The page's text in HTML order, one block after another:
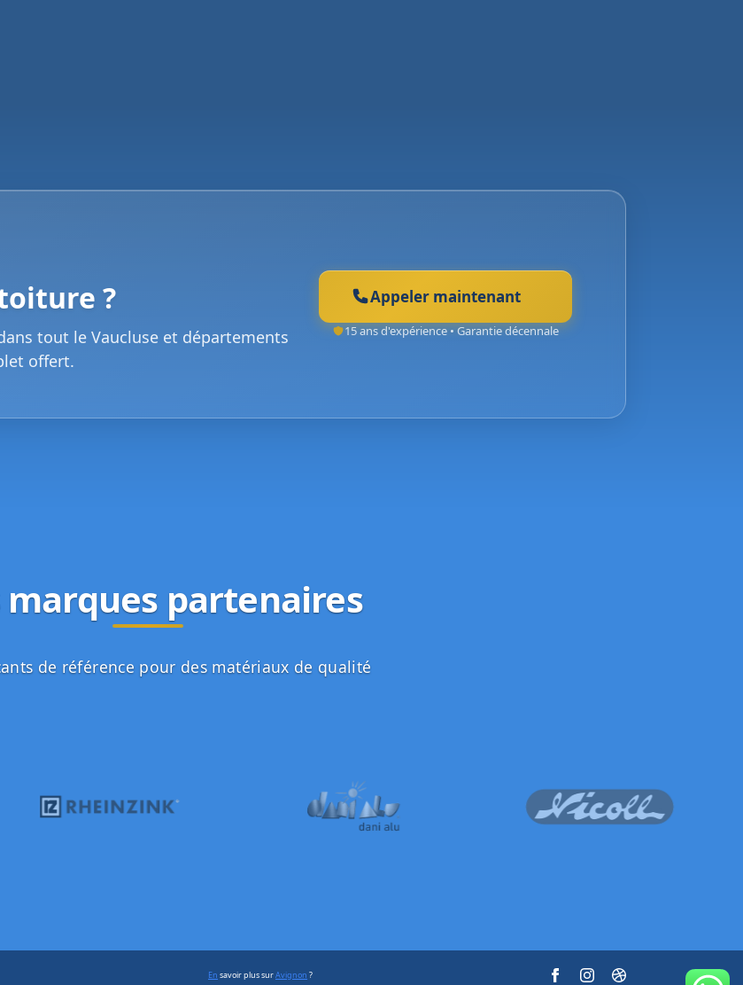
?
tout le Vaucluse et départements
offert.
Appeler maintenant
15 ans d'expérience • Garantie décennale
marques partenaires
de référence pour des matériaux de qualité
En savoir plus surAvignon ?